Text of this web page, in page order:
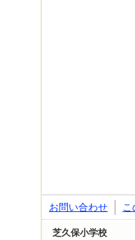
お問い合わせ
芝久保小学校